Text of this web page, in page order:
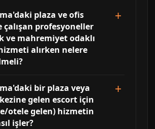
plaza ve ofis
çalışan profesyoneller
ve mahremiyet odaklı
alırken nelere
bir plaza veya
gelen escort için
otele gelen) hizmetin
işler?